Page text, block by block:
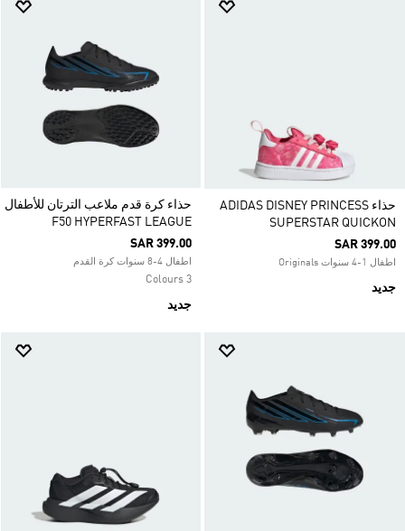
حذاء ADIDAS DISNEY PRINCESS
SUPERSTAR QUICKON
SAR 399.00
اطفال 1-4 سنوات Originals
جديد
حذاء كرة قدم ملاعب الترتان للأطفال
F50 HYPERFAST LEAGUE
SAR 399.00
اطفال 4-8 سنوات كرة القدم
3 Colours
جديد